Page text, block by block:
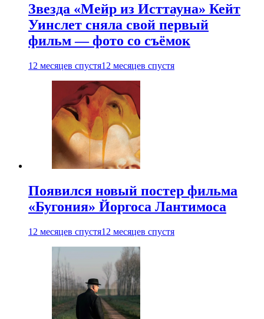
Звезда «Мейр из Исттауна» Кейт
Уинслет сняла свой первый
фильм — фото со съёмок
12 месяцев спустя12 месяцев спустя
Появился новый постер фильма
«Бугония» Йоргоса Лантимоса
12 месяцев спустя12 месяцев спустя